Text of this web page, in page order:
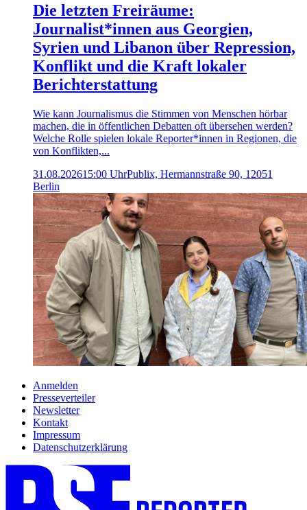
Die letzten Freiräume:
Journalist*innen aus Georgien,
Syrien und Libanon über Repression,
Konflikt und die Kraft lokaler
Berichterstattung
Wie kann Journalismus die Stimmen von Menschen hörbar
machen, die in öffentlichen Debatten oft übersehen werden?
Welche Rolle spielen lokale Reporter*innen in Regionen, die
von Konflikten,...
31.08.202615:00 UhrPublix, Hermannstraße 90, 12051
Berlin
Anmelden
Presseverteiler
Newsletter
Kontakt
Impressum
Datenschutzerklärung